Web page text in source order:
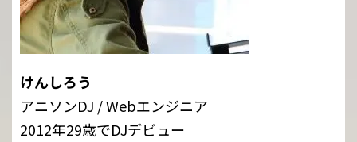
けんしろう
アニソンDJ / Webエンジニア
2012年29歳でDJデビュー